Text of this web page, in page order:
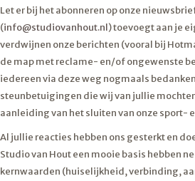
Let er bij het abonneren op onze
(info@studiovanhout.nl) toevoegt aan je
verdwijnen onze berichten (vooral bij
de map met reclame- en/of ongewenste
iedereen via deze weg nogmaals
steunbetuigingen die wij van jullie
aanleiding van het sluiten van onze sport-
Al jullie reacties hebben ons gesterkt en
Studio van Hout een mooie basis hebben
kernwaarden (huiselijkheid, verbinding,